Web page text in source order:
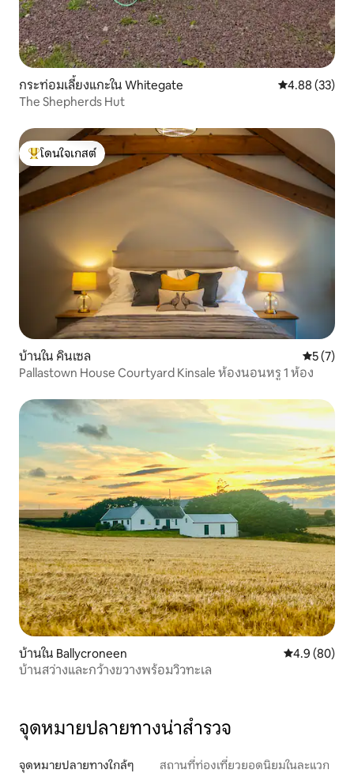
กระท่อมเลี้ยงแกะใน Whitegate คะแนนเฉลี่ย
4.88 (33)
The Shepherds Hut
โดนใจเกสต์ที่สุด
โดนใจเกสต์
บ้านใน คินเซล คะแนนเฉ
5 (7)
Pallastown House Courtyard Kinsale ห้องนอนหรู 1 ห้อง
บ้านใน Ballycroneen คะแนนเฉลี่ย
4.9 (80)
บ้านสว่างและกว้างขวางพร้อมวิวทะเล
จุดหมายปลายทางน่าสำรวจ
จุดหมายปลายทางใกล้ๆ สถานที่ท่องเที่ยวยอดนิยมในละแวก